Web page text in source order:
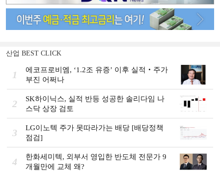
산업 BEST CLICK
1
에코프로비엠, ‘1.2조 유증’ 이후 실적‧주가
부진 어쩌나
2
SK하이닉스, 실적 반등 성공한 솔리다임 나
스닥 상장 검토
3
LG이노텍 주가 못따라가는 배당 [배당정책
점검]
4
한화세미텍, 외부서 영입한 반도체 전문가 9
개월만에 교체 왜?